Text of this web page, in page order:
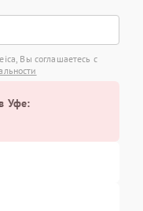
Вы соглашаетесь с
Уфе: